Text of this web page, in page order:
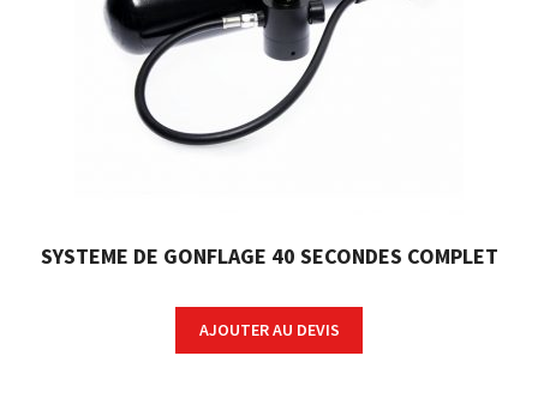
SYSTEME DE GONFLAGE 40 SECONDES COMPLET
AJOUTER AU DEVIS